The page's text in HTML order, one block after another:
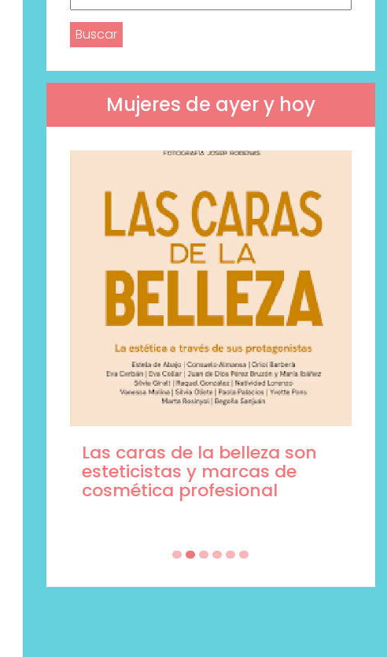
Mujeres de ayer y hoy
Las caras de la belleza son
esteticistas y marcas de
cosmética profesional